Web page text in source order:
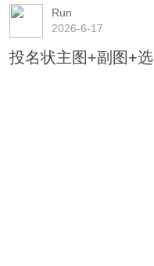
Run
2026-6-17
投名状主图+副图+选